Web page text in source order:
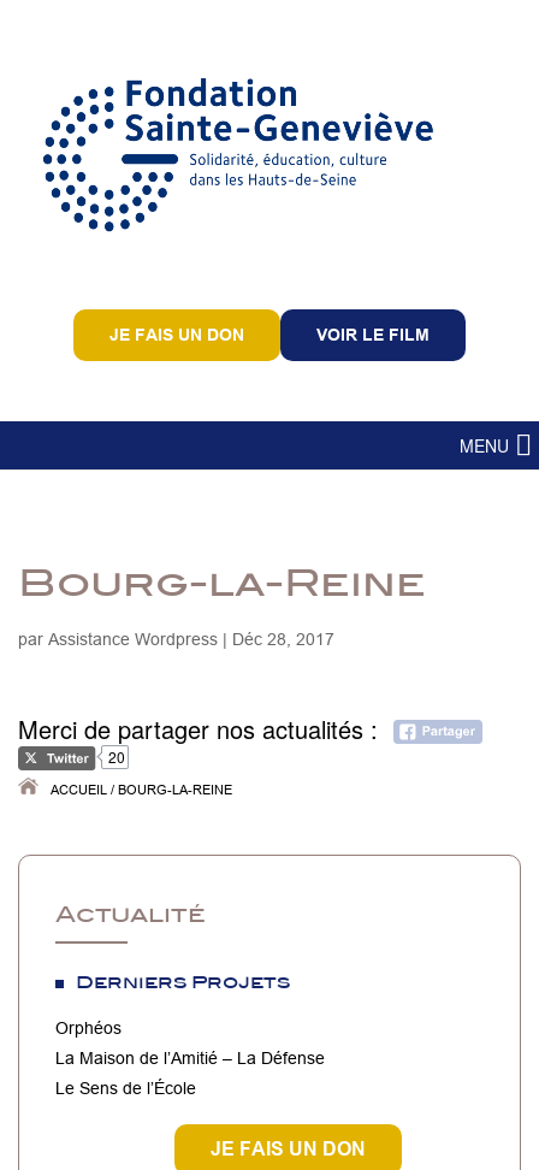
JE FAIS UN DON VOIR LE FILM
MENU
Bourg-la-Reine
par Assistance Wordpress | Déc 28, 2017
Merci de partager nos actualités :
20
ACCUEIL / BOURG-LA-REINE
Actualité
Derniers Projets
Orphéos
La Maison de l’Amitié – La Défense
Le Sens de l’École
JE FAIS UN DON